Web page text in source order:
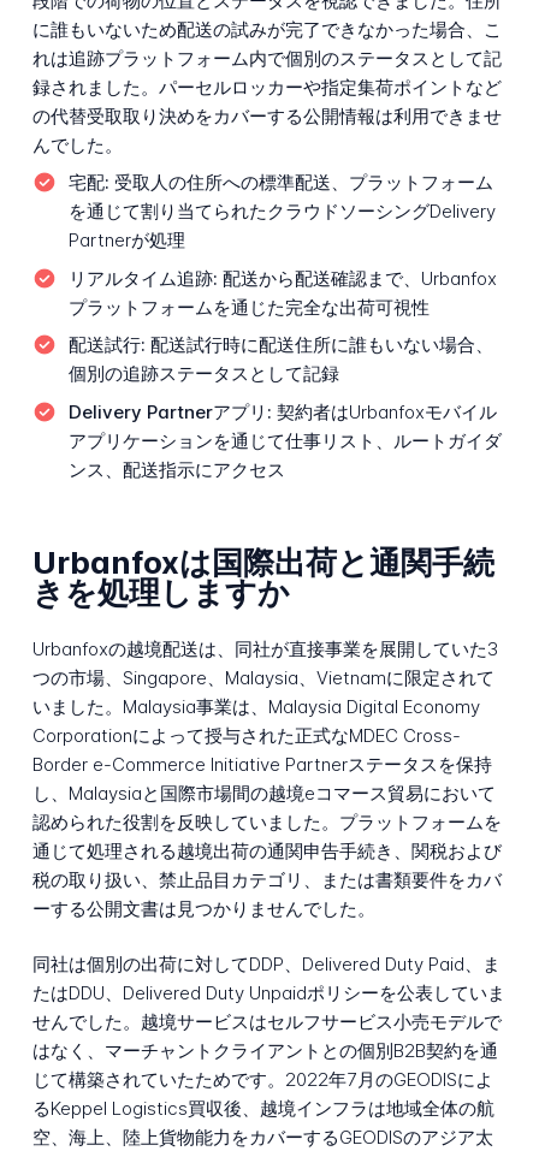
に誰もいないため配送の試みが完了できなかった場合、こ
れは追跡プラットフォーム内で個別のステータスとして記
録されました。パーセルロッカーや指定集荷ポイントなど
の代替受取取り決めをカバーする公開情報は利用できませ
んでした。
宅配: 受取人の住所への標準配送、プラットフォーム
を通じて割り当てられたクラウドソーシングDelivery
Partnerが処理
リアルタイム追跡: 配送から配送確認まで、Urbanfox
プラットフォームを通じた完全な出荷可視性
配送試行: 配送試行時に配送住所に誰もいない場合、
個別の追跡ステータスとして記録
Delivery Partnerアプリ: 契約者はUrbanfoxモバイル
アプリケーションを通じて仕事リスト、ルートガイダ
ンス、配送指示にアクセス
Urbanfoxは国際出荷と通関手続
きを処理しますか
Urbanfoxの越境配送は、同社が直接事業を展開していた3
つの市場、Singapore、Malaysia、Vietnamに限定されて
いました。Malaysia事業は、Malaysia Digital Economy
Corporationによって授与された正式なMDEC Cross-
Border e-Commerce Initiative Partnerステータスを保持
し、Malaysiaと国際市場間の越境eコマース貿易において
認められた役割を反映していました。プラットフォームを
通じて処理される越境出荷の通関申告手続き、関税および
税の取り扱い、禁止品目カテゴリ、または書類要件をカバ
ーする公開文書は見つかりませんでした。
同社は個別の出荷に対してDDP、Delivered Duty Paid、ま
たはDDU、Delivered Duty Unpaidポリシーを公表していま
せんでした。越境サービスはセルフサービス小売モデルで
はなく、マーチャントクライアントとの個別B2B契約を通
じて構築されていたためです。2022年7月のGEODISによ
るKeppel Logistics買収後、越境インフラは地域全体の航
空、海上、陸上貨物能力をカバーするGEODISのアジア太